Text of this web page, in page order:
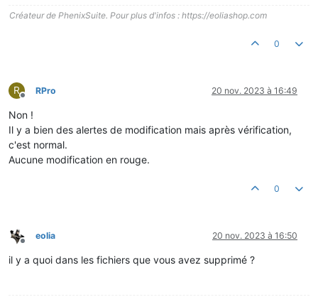
Créateur de PhenixSuite. Pour plus d'infos : https://eoliashop.com
0
R
Hors-ligne
RPro 20 nov. 2023 à 16:49
Non !
Il y a bien des alertes de modification mais après vérification,
c'est normal.
Aucune modification en rouge.
0
Hors-ligne
eolia 20 nov. 2023 à 16:50
il y a quoi dans les fichiers que vous avez supprimé ?